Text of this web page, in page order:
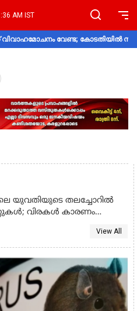
AM IST
വിവാഹമോചനം വേണ്ട; കോടതിയിൽ
യുവതിയുടെ തലച്ചോറിൽ
വിരകൾ കാരണം
അറിയാം
View All